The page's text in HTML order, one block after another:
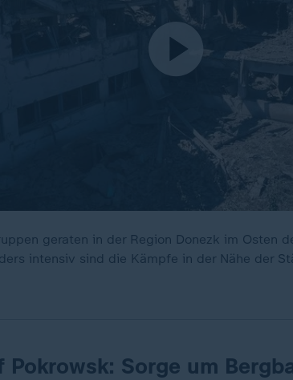
geraten in der Region Donezk im Osten
intensiv sind die Kämpfe in der Nähe der
Pokrowsk: Sorge um